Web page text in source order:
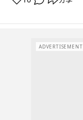
ADVERTISEMENT